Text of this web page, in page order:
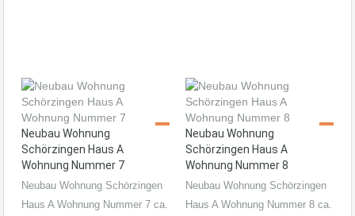
Neubau Wohnung
Schörzingen Haus A
Wohnung Nummer 7
Neubau Wohnung Schörzingen
Haus A Wohnung Nummer 7 ca.
Neubau Wohnung
Schörzingen Haus A
Wohnung Nummer 8
Neubau Wohnung Schörzingen
Haus A Wohnung Nummer 8 ca.